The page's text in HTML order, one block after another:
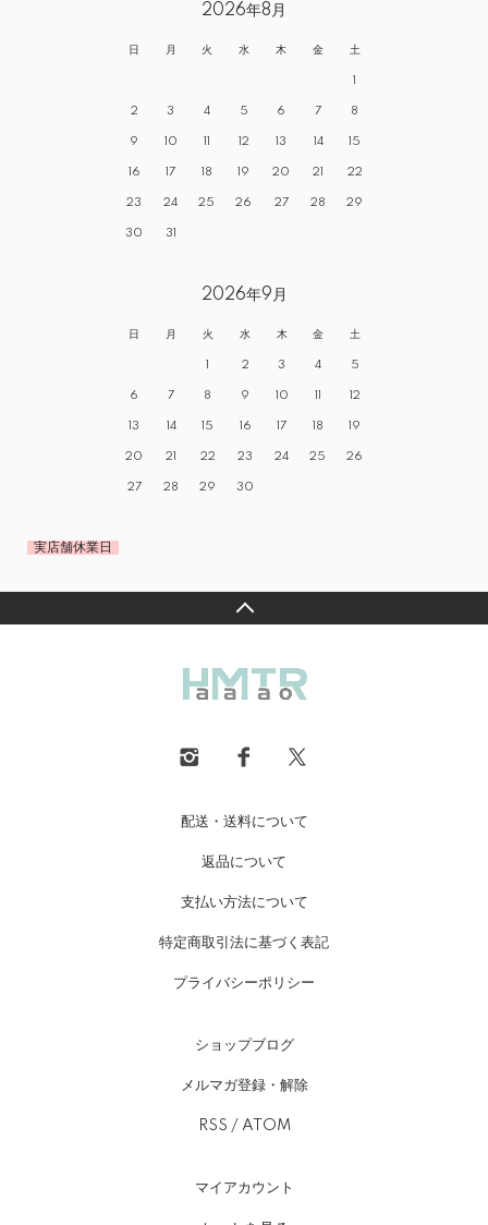
2026年8月
日 月 火 水 木 金 土
1
2 3 4 5 6 7 8
9 10 11 12 13 14 15
16 17 18 19 20 21 22
23 24 25 26 27 28 29
30 31
2026年9月
日 月 火 水 木 金 土
1 2 3 4 5
6 7 8 9 10 11 12
13 14 15 16 17 18 19
20 21 22 23 24 25 26
27 28 29 30
実店舗休業日
配送・送料について
返品について
支払い方法について
特定商取引法に基づく表記
プライバシーポリシー
ショップブログ
メルマガ登録・解除
RSS / ATOM
マイアカウント